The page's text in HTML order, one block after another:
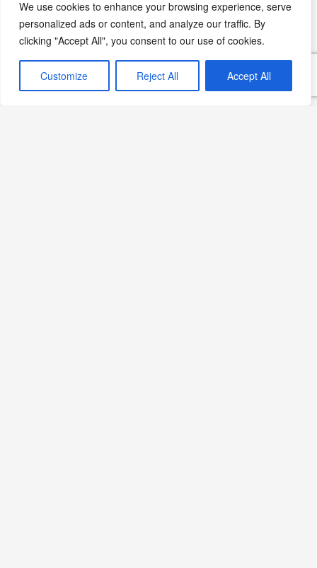
We use cookies to enhance your browsing experience, serve
personalized ads or content, and analyze our traffic. By
clicking "Accept All", you consent to our use of cookies.
Customize Reject All Accept All
Yapabileceğiniz Diğer
Tarifler
Mango Salsa:Doğranmış mango, kırmızı soğan,